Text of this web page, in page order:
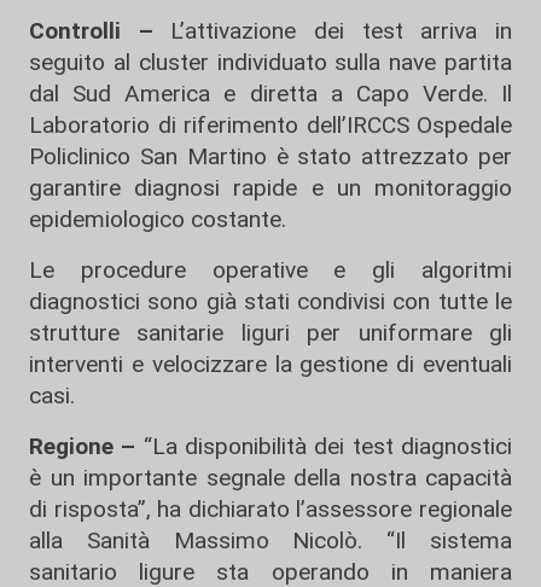
Controlli – L’attivazione dei test arriva in
seguito al cluster individuato sulla nave partita
dal Sud America e diretta a Capo Verde. Il
Laboratorio di riferimento dell’IRCCS Ospedale
Policlinico San Martino è stato attrezzato per
garantire diagnosi rapide e un monitoraggio
epidemiologico costante.
Le procedure operative e gli algoritmi
diagnostici sono già stati condivisi con tutte le
strutture sanitarie liguri per uniformare gli
interventi e velocizzare la gestione di eventuali
casi.
Regione – “La disponibilità dei test diagnostici
è un importante segnale della nostra capacità
di risposta”, ha dichiarato l’assessore regionale
alla Sanità Massimo Nicolò. “Il sistema
sanitario ligure sta operando in maniera